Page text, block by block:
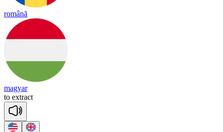
română
magyar
to extract